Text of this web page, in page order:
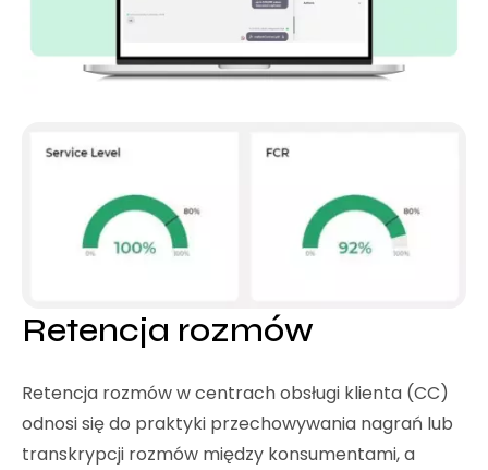
Retencja rozmów
Retencja rozmów w centrach obsługi klienta (CC)
odnosi się do praktyki przechowywania nagrań lub
transkrypcji rozmów między konsumentami, a